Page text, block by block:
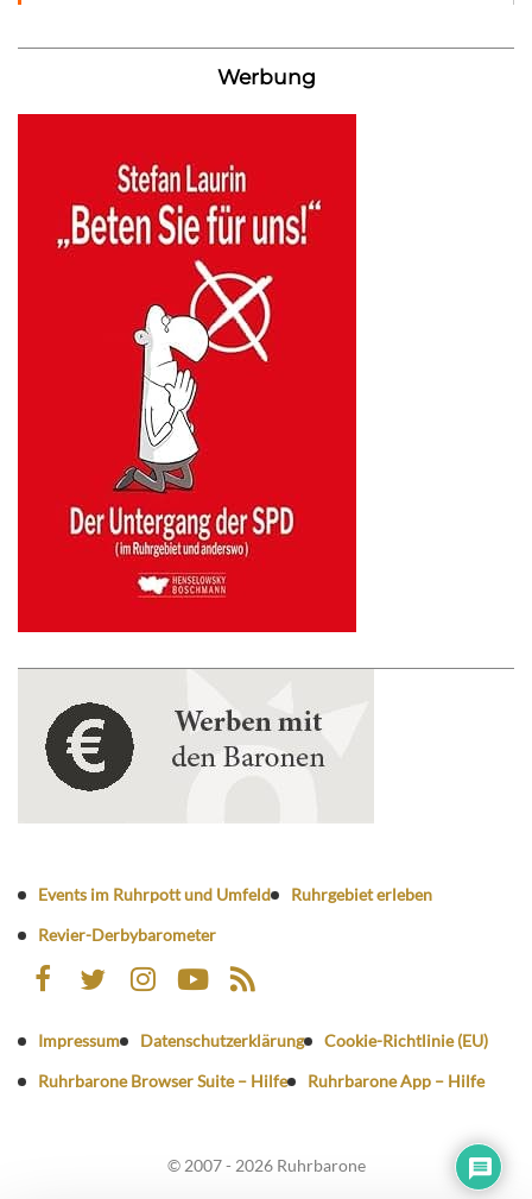
Werbung
Events im Ruhrpott und Umfeld
Ruhrgebiet erleben
Revier-Derbybarometer
Impressum Datenschutzerklärung
Cookie-Richtlinie (EU)
Ruhrbarone Browser Suite – Hilfe
Ruhrbarone App – Hilfe
© 2007 - 2026 Ruhrbarone